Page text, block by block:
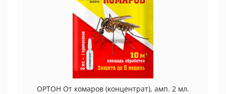
ОРТОН От комаров (концентрат), амп. 2 мл.